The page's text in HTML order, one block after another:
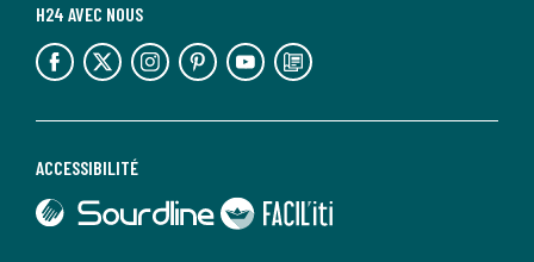
ACCESSIBILITÉ
lien vers Sourdline
lien vers Faciliti
H24 AVEC NOUS
lien vers l'espace réseaux sociaux lien vers l'espace réseaux sociaux lien vers l'espace réseaux sociaux lien vers l'espace réseaux sociaux lien vers l'espace réseaux sociaux lien vers le blog la redoute